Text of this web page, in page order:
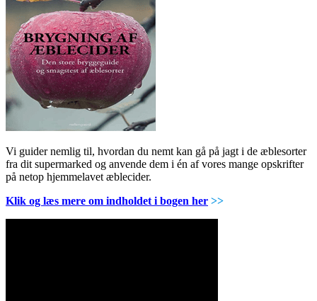
Vi guider nemlig til, hvordan du nemt kan gå på jagt i de æblesorter
fra dit supermarked og anvende dem i én af vores mange opskrifter
på netop hjemmelavet æblecider.
Klik og læs mere om indholdet i bogen her >>